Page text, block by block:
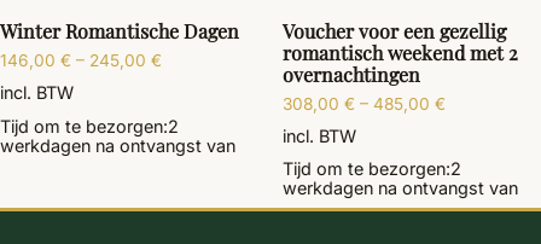
Winter Romantische Dagen
146,00 € – 245,00 €
incl. BTW
Tijd om te bezorgen:2
werkdagen na ontvangst van
Voucher voor een gezellig
romantisch weekend met 2
overnachtingen
308,00 € – 485,00 €
incl. BTW
Tijd om te bezorgen:2
werkdagen na ontvangst van